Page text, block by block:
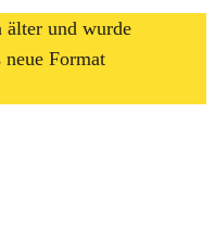
älter und wurde
Format